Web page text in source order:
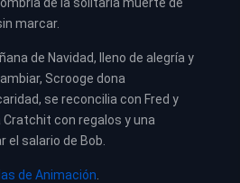
marcar.
de Navidad, lleno de alegría y
Scrooge dona
se reconcilia con Fred y
con regalos y una
salario de Bob.
de Animación